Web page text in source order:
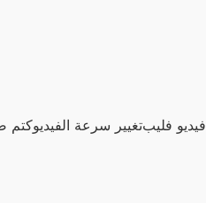
كتمتغيير سرعة الفيديوفيديو فليب